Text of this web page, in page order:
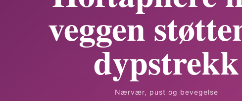
veggen
dypstrekk
Nærvær, pust og bevegelse